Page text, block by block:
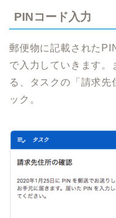
PINコード入力
郵便物に記載された
で入力していきます。
る、タスクの「請求先
ック。